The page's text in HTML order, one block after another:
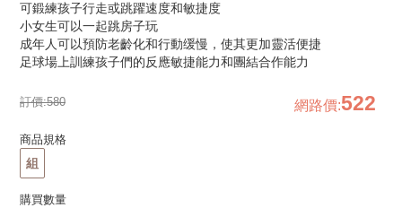
可鍛練孩子行走或跳躍速度和敏捷度
小女生可以一起跳房子玩
成年人可以預防老齡化和行動缓慢，使其更加靈活便捷
足球場上訓練孩子們的反應敏捷能力和團結合作能力
訂價:580 網路價:522
商品規格
組
購買數量